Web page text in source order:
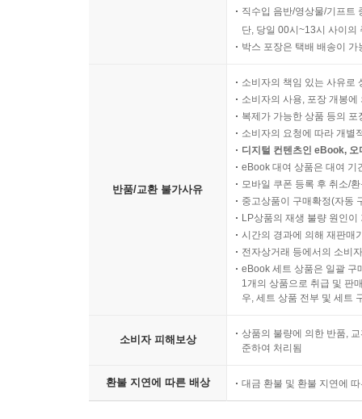
직수입 음반/영상물/기프트
단, 당일 00시~13시 사이의
박스 포장은 택배 배송이
반품/교환 불가사유
소비자의 책임 있는 사유로
소비자의 사용, 포장 개봉
복제가 가능한 상품 등의
소비자의 요청에 따라 개별
디지털 컨텐츠인 eBook,
eBook 대여 상품은 대여 기
모바일 쿠폰 등록 후 취소/
중고상품이 구매확정(자동
LP상품의 재생 불량 원인
시간의 경과에 의해 재판매
전자상거래 등에서의 소비
eBook 세트 상품은 일괄 구
1개의 상품으로 취급 및 판
우, 세트 상품 전부 및 세트
소비자 피해보상
상품의 불량에 의한 반품,
준하여 처리됨
환불 지연에 따른 배상 대금 환불 및 환불 지연에